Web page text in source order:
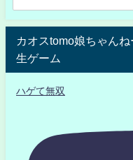
カオスtomo娘ちゃん
生ゲーム
ハゲて無双